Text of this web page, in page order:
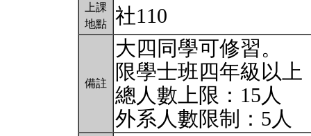
上課
地點
社110
備註
大四同學可修習。
限學士班四年級以上
總人數上限：15人
外系人數限制：5人